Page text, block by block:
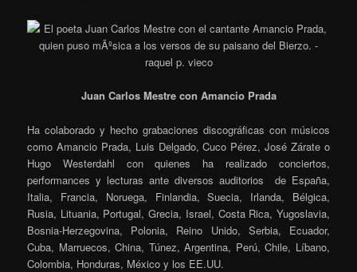
Juan Carlos Mestre con Amancio Prada
Ha colaborado y hecho grabaciones discográficas con músicos
como Amancio Prada, Luis Delgado, Cuco Pérez, José Zárate o
Hugo Westerdahl con quienes ha realizado conciertos,
performances y lecturas ante diversos auditorios de España,
Italia, Francia, Noruega, Finlandia, Suecia, Irlanda, Bélgica,
Rusia, Lituania, Portugal, Grecia, Israel, Costa Rica, Yugoslavia,
Bosnia-Herzegovina, Polonia, Reino Unido, Serbia, Ecuador,
Cuba, Marruecos, China, Túnez, Argentina, Perú, Chile, Líbano,
Colombia, Honduras, México y los EE.UU.